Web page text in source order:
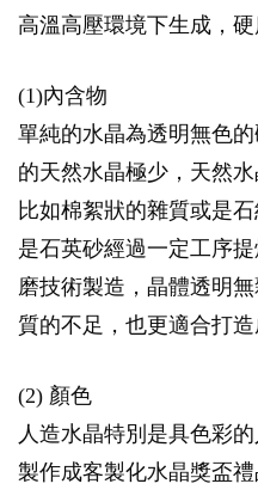
高溫高壓環境下生成，硬
(1)內含物
單純的水晶為透明無色
的天然水晶極少，天然
比如棉絮狀的雜質或是
是石英砂經過一定工序
磨技術製造，晶體透明
質的不足，也更適合打造
(2) 顏色
人造水晶特別是具色彩
製作成客製化水晶獎盃